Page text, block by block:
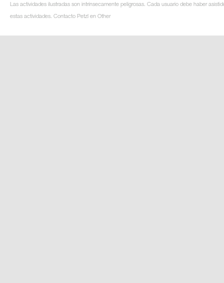
Las actividades ilustradas son intrínsecamente peligrosas. Cada usuario debe haber
estas actividades. Contacto Petzl en Other